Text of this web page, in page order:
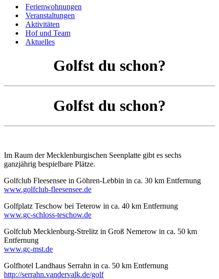
Ferienwohnungen
Veranstaltungen
Aktivitäten
Hof und Team
Aktuelles
Golfst du schon?
Golfst du schon?
Im Raum der Mecklenburgischen Seenplatte gibt es sechs
ganzjährig bespielbare Plätze.
Golfclub Fleesensee in Göhren-Lebbin in ca. 30 km Entfernung
www.golfclub-fleesensee.de
Golfplatz Teschow bei Teterow in ca. 40 km Entfernung
www.gc-schloss-teschow.de
Golfclub Mecklenburg-Strelitz in Groß Nemerow in ca. 50 km
Entfernung
www.gc-mst.de
Golfhotel Landhaus Serrahn in ca. 50 km Entfernung
http://serrahn.vandervalk.de/golf